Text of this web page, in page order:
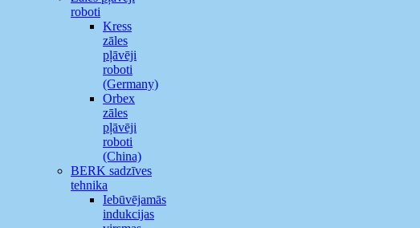
roboti
Kress
zāles
pļāvēji
roboti
(Germany)
Orbex
zāles
pļāvēji
roboti
(China)
BERK sadzīves
tehnika
Iebūvējamās
indukcijas